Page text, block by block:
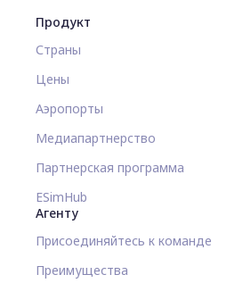
Продукт
Страны
Цены
Аэропорты
Медиапартнерство
Партнерская программа
ESimHub
Агенту
Присоединяйтесь к команде
Преимущества